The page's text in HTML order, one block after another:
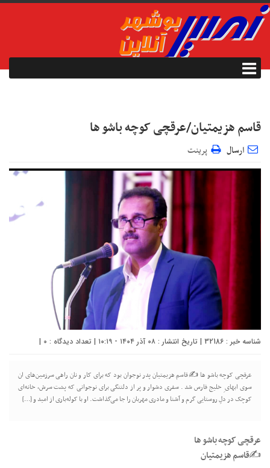
قاسم هزیمتیان/عرقچی کوچه باشو ها
ارسال پرینت
شناسه خبر : 32186 | تاریخ انتشار : ۰۸ آذر ۱۴۰۴ - ۱۰:۱۹ | تعداد دیدگاه : 0
|
عرقچی کوچه باشو ها ✍قاسم هزیمتیان پدر نوجوان بود که برای کار و نان راهی سرزمین‌های ان
سوی ابهای ِ خلیج فارس شد . سفری دشوار و پر از دلتنگی برای نوجوانی که پشت سرش، خانه‌ای
کوچک در دلِ روستایی گرم و آشنا و مادری مهربان را جا می‌گذاشت. او با کوله‌باری از امید و […]
عرقچی کوچه باشو ها
✍قاسم هزیمتیان